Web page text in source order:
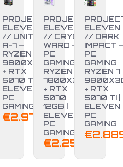
PROJECT
ELEVEN
// UNITÀ
A-7 –
RYZEN 7
9800X3D
+ RTX
5070 TI |
ELEVEN
PC
GAMING
€2.970,00
PROJECT
ELEVEN
// CRYO
WARD –
PC
GAMING
RYZEN 7
7800X3D
+ RTX
5070
12GB |
ELEVEN
PC
GAMING
€2.250,00
ELEVEN
// DARK
IMPACT
PC
GAMING
RYZEN 7
+ RTX
5070 TI |
ELEVEN
PC
GAMING
€